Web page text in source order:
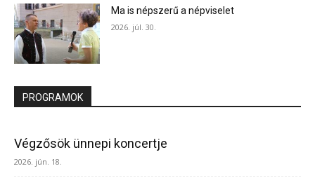
Ma is népszerű a népviselet
2026. júl. 30.
PROGRAMOK
Végzősök ünnepi koncertje
2026. jún. 18.